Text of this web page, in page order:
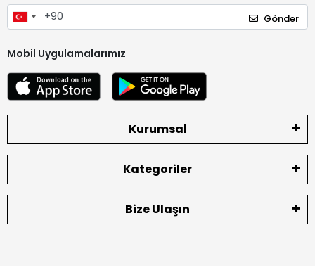
Gönder
Mobil Uygulamalarımız
Kurumsal
Kategoriler
Bize Ulaşın